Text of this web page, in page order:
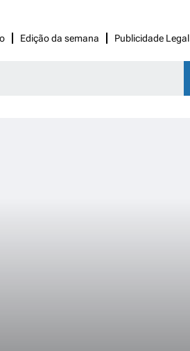
Edição da semana Publicidade Legal